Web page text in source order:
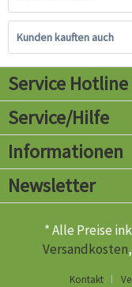
Kunden kauften auch
Service Hotline
Service/Hilfe
Informationen
Newsletter
* Alle Preise
Versandkosten
Kontakt